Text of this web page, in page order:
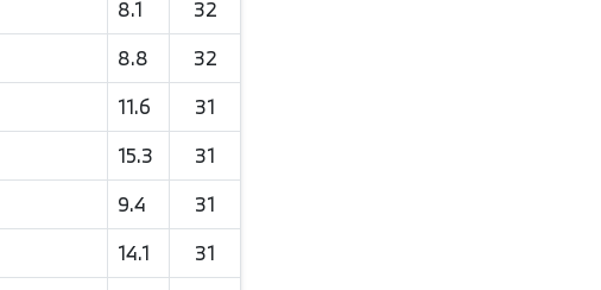
8.1
32
8.8
32
11.6
31
15.3
31
9.4
31
14.1
31